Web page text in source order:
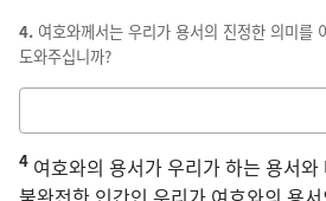
4. 여호와께서는 우리가 용서의 진정한 의미를
도와주십니까?
적는
칸
4 여호와의 용서가 우리가 하는 용서와